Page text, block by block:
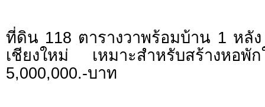
ที่ดิน 118 ตารางวาพร้อมบ้าน 1 หลั
เชียงใหม่ เหมาะสำหรับสร้างหอพั
5,000,000.-บาท